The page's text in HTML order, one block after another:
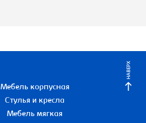
НАВЕРХ
Мебель корпусная
Стулья и кресла
Мебель мягкая